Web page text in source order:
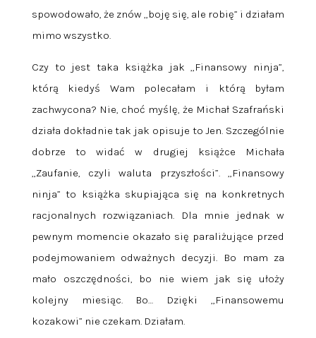
spowodowało, że znów „boję się, ale robię” i działam
mimo wszystko.
Czy to jest taka książka jak „Finansowy ninja”,
którą kiedyś Wam polecałam i którą byłam
zachwycona? Nie, choć myślę, że Michał Szafrański
działa dokładnie tak jak opisuje to Jen. Szczególnie
dobrze to widać w drugiej książce Michała
„Zaufanie, czyli waluta przyszłości”. „Finansowy
ninja” to książka skupiająca się na konkretnych
racjonalnych rozwiązaniach. Dla mnie jednak w
pewnym momencie okazało się paraliżujące przed
podejmowaniem odważnych decyzji. Bo mam za
mało oszczędności, bo nie wiem jak się ułoży
kolejny miesiąc. Bo… Dzięki „Finansowemu
kozakowi” nie czekam. Działam.